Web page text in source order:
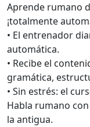
Aprende rumano
¡totalmente
• El entrenador
automática.
• Recibe el
gramática,
• Sin estrés: el
Habla rumano
la antigua.